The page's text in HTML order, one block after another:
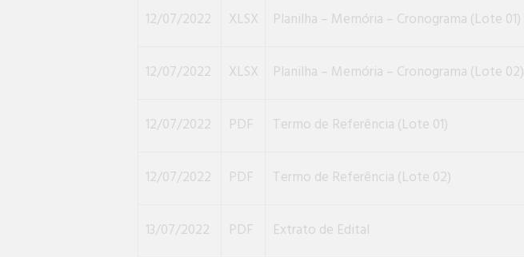
12/07/2022 XLSX Planilha – Memória – Cronograma (Lote 01)
12/07/2022 XLSX Planilha – Memória – Cronograma (Lote 02)
12/07/2022 PDF Termo de Referência (Lote 01)
12/07/2022 PDF Termo de Referência (Lote 02)
13/07/2022 PDF Extrato de Edital